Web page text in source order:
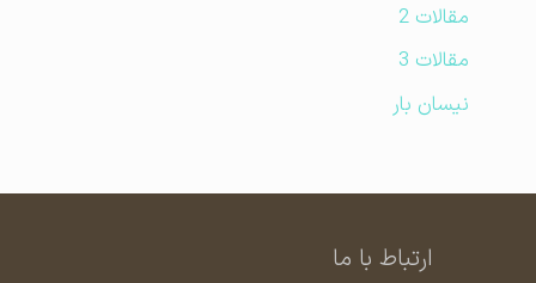
مقالات 2
مقالات 3
نیسان بار
ارتباط با ما